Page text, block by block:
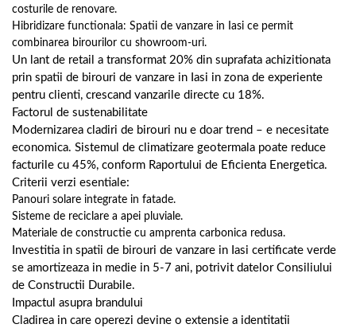
costurile de renovare.
Hibridizare functionala: Spatii de vanzare in Iasi ce permit
combinarea birourilor cu showroom-uri.
Un lant de retail a transformat 20% din suprafata achizitionata
prin spatii de birouri de vanzare in Iasi in zona de experiente
pentru clienti, crescand vanzarile directe cu 18%.
Factorul de sustenabilitate
Modernizarea cladiri de birouri nu e doar trend – e necesitate
economica. Sistemul de climatizare geotermala poate reduce
facturile cu 45%, conform Raportului de Eficienta Energetica.
Criterii verzi esentiale:
Panouri solare integrate in fatade.
Sisteme de reciclare a apei pluviale.
Materiale de constructie cu amprenta carbonica redusa.
Investitia in spatii de birouri de vanzare in Iasi certificate verde
se amortizeaza in medie in 5-7 ani, potrivit datelor Consiliului
de Constructii Durabile.
Impactul asupra brandului
Cladirea in care operezi devine o extensie a identitatii